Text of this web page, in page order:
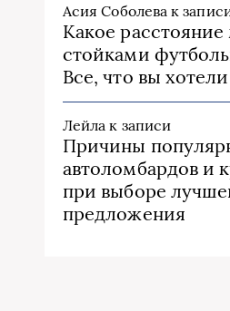
Асия Соболева к
Какое
стойками
Все, что вы хотели
Лейла к записи
Причины
автоломбардов и
при выборе
предложения